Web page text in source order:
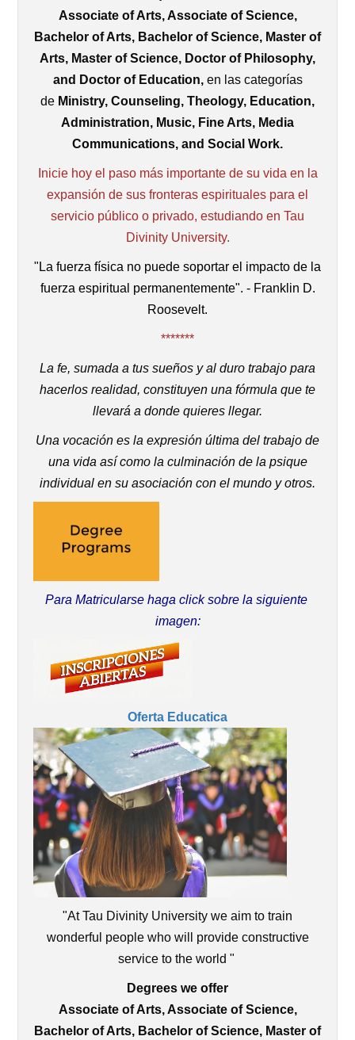
Associate of Arts, Associate of Science,
Bachelor of Arts, Bachelor of Science, Master of
Arts, Master of Science, Doctor of Philosophy,
and Doctor of Education, en las categorías
de Ministry, Counseling, Theology, Education,
Administration, Music, Fine Arts, Media
Communications, and Social Work.
Inicie hoy el paso más importante de su vida en la
expansión de sus fronteras espirituales para el
servicio público o privado, estudiando en Tau
Divinity University.
"La fuerza física no puede soportar el impacto de la
fuerza espiritual permanentemente". - Franklin D.
Roosevelt.
*******
La fe, sumada a tus sueños y al duro trabajo para
hacerlos realidad, constituyen una fórmula que te
llevará a donde quieres llegar.
Una vocación es la expresión última del trabajo de
una vida así como la culminación de la psique
individual en su asociación con el mundo y otros.
Para Matricularse haga click sobre la siguiente
imagen:
Oferta Educatica
"At Tau Divinity University we aim to train
wonderful people who will provide constructive
service to the world "
Degrees we offer
Associate of Arts, Associate of Science,
Bachelor of Arts, Bachelor of Science, Master of